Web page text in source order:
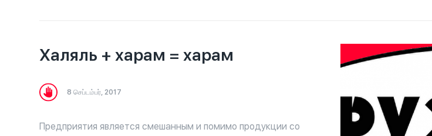
Халяль + харам = харам
8 செப்டம்பர், 2017
Предприятия является смешанным и помимо продукции со